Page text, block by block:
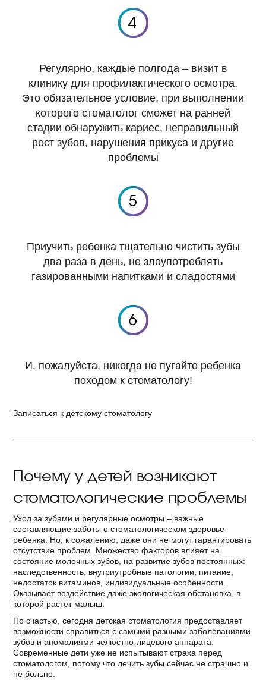
Регулярно, каждые полгода – визит в
клинику для профилактического осмотра.
Это обязательное условие, при выполнении
которого стоматолог сможет на ранней
стадии обнаружить кариес, неправильный
рост зубов, нарушения прикуса и другие
проблемы
Приучить ребенка тщательно чистить зубы
два раза в день, не злоупотреблять
газированными напитками и сладостями
И, пожалуйста, никогда не пугайте ребенка
походом к стоматологу!
Записаться к детскому стоматологу
Почему у детей возникают
стоматологические проблемы
Уход за зубами и регулярные осмотры – важные
составляющие заботы о стоматологическом здоровье
ребенка. Но, к сожалению, даже они не могут гарантировать
отсутствие проблем. Множество факторов влияет на
состояние молочных зубов, на развитие зубов постоянных:
наследственность, внутриутробные патологии, питание,
недостаток витаминов, индивидуальные особенности.
Оказывает воздействие даже экологическая обстановка, в
которой растет малыш.
По счастью, сегодня детская стоматология предоставляет
возможности справиться с самыми разными заболеваниями
зубов и аномалиями челюстно-лицевого аппарата.
Современные дети уже не испытывают страха перед
стоматологом, потому что лечить зубы сейчас не страшно и
не больно.